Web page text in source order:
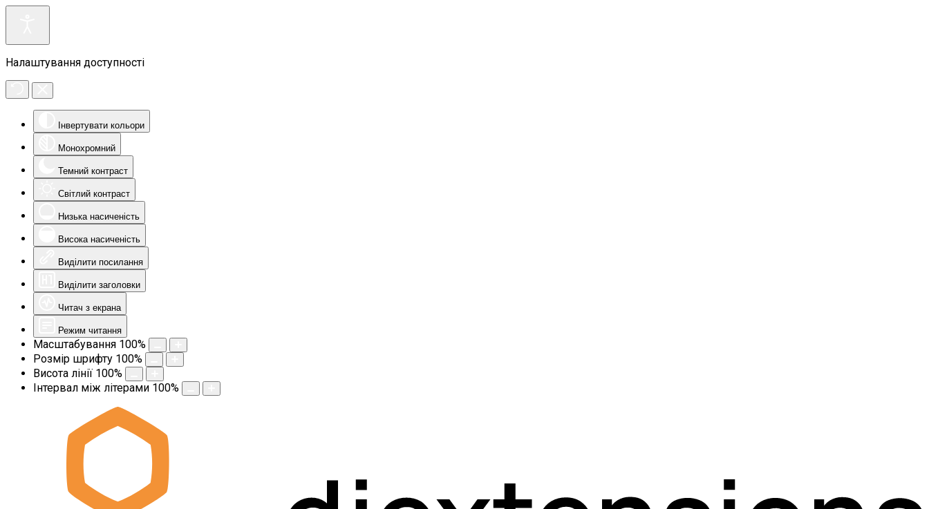
Налаштування доступності
Інвертувати кольори
Монохромний
Темний контраст
Світлий контраст
Низька насиченість
Висока насиченість
Виділити посилання
Виділити заголовки
Читач з екрана
Режим читання
Масштабування 100%
Розмір шрифту 100%
Висота лінії 100%
Інтервал між літерами 100%